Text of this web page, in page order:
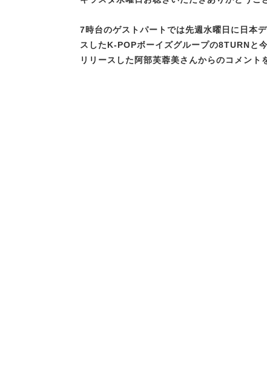
7時台のゲストパートでは先週水曜日に 日本
スしたK-POPボーイズグループの8TURNと
リリースした 阿部芙蓉美さんからのコメント